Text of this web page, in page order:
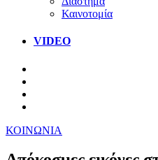
Καινοτομία
VIDEO
ΚΟΙΝΩΝΙΑ